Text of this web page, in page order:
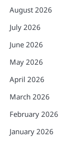
August 2026
July 2026
June 2026
May 2026
April 2026
March 2026
February 2026
January 2026